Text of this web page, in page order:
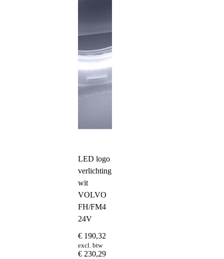
LED logo
verlichting
wit
VOLVO
FH/FM4
24V
€ 190,32
excl. btw
€ 230,29